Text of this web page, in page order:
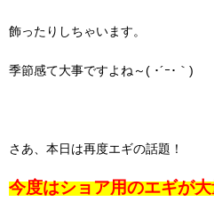
飾ったりしちゃいます。
季節感て大事ですよね～( ･´ｰ･｀)
さあ、本日は再度エギの話題！
今度はショア用のエギが